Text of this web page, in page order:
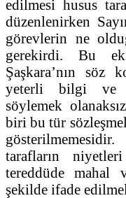
edilmesi husus
düzenlenirken
görevlerin ne
gerekirdi. Bu
Şaşkara’nın söz
yeterli bilgi ve
söylemek
biri bu tür
tarafların
tereddüde mahal
şekilde ifade